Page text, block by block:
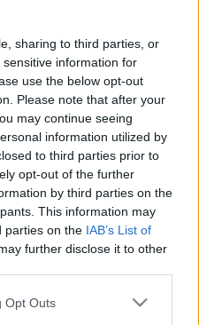
sharing to third parties, or
information for
use the below opt-out
Please note that after your
may continue seeing
information utilized by
to third parties prior to
opt-out of the further
by third parties on the
This information may
parties on the IAB’s List of
further disclose it to other
uses one or more Google
Opt Outs
-
2-án Marc Márquez már
a Motorland Aragónban,
teszten először ült vissza az
a június 2-án végrehajtott,
után.
másodperces különbséggel